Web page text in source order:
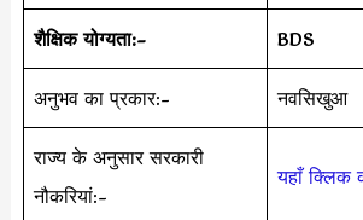
शैक्षिक योग्यता:- BDS
अनुभव का प्रकार:- नवसिखुआ
राज्य के अनुसार सरकारी
नौकरियां:-
यहाँ क्लिक